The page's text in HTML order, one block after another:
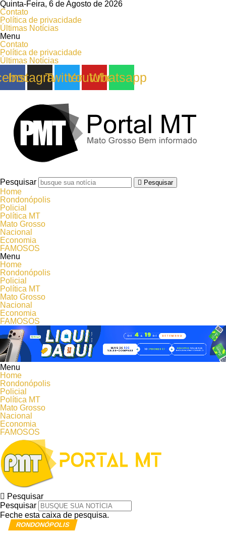
Quinta-Feira, 6 de Agosto de 2026
Contato
Política de privacidade
Últimas Notícias
Menu
Contato
Política de privacidade
Últimas Notícias
Instagram
TwitterYoutube
Whatsapp
Pesquisar Pesquisar
Home
Rondonópolis
Policial
Política MT
Mato Grosso
Nacional
Economia
FAMOSOS
Menu
Home
Rondonópolis
Policial
Política MT
Mato Grosso
Nacional
Economia
FAMOSOS
Menu
Home
Rondonópolis
Policial
Política MT
Mato Grosso
Nacional
Economia
FAMOSOS
Pesquisar
Pesquisar
Feche esta caixa de pesquisa.
RONDONÓPOLIS